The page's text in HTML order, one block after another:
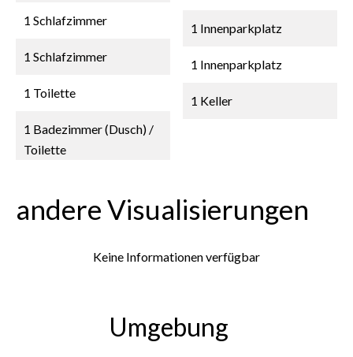
1 Schlafzimmer
1 Schlafzimmer
1 Toilette
1 Badezimmer (Dusch) /
Toilette
1 Innenparkplatz
1 Innenparkplatz
1 Keller
andere Visualisierungen
Keine Informationen verfügbar
Umgebung